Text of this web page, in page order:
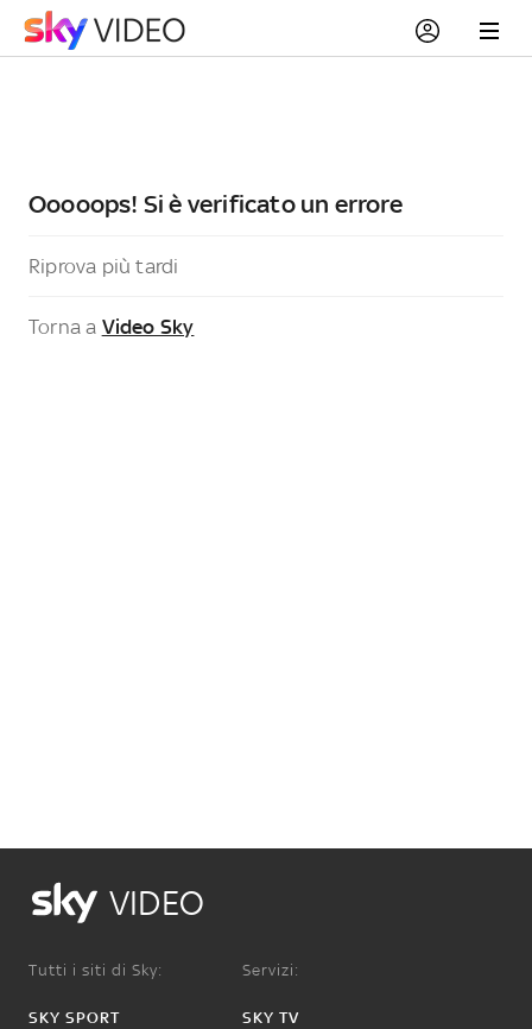
Ooooops! Si è verificato un errore
Riprova più tardi
Torna a Video Sky
VIDEO
Tutti i siti di Sky:
SKY SPORT
Servizi:
SKY TV